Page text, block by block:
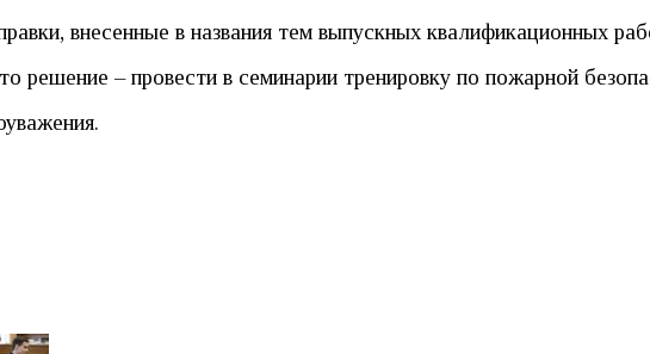
внесенные в названия тем выпускных квалификационных
– провести в семинарии тренировку по пожарной